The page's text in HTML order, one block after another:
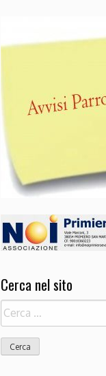
Cerca nel sito
Ricerca
per: